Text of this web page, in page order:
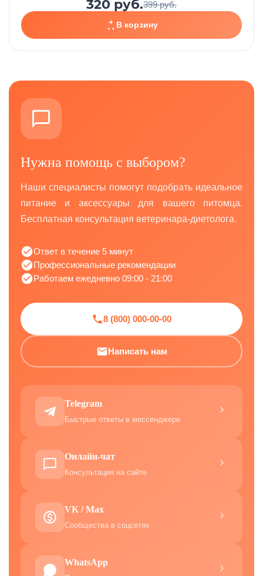
320 руб.399 руб.
В корзину
Нужна помощь с выбором?
Наши специалисты помогут подобрать идеальное
питание и аксессуары для вашего питомца.
Бесплатная консультация ветеринара-диетолога.
Ответ в течение 5 минут
Профессиональные рекомендации
Работаем ежедневно 09:00 - 21:00
8 (800) 000-00-00
Написать нам
Telegram
Быстрые ответы в мессенджере
Онлайн-чат
Консультация на сайте
VK / Max
Сообщества в соцсетях
WhatsApp